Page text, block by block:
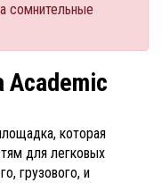
сомнительные
Academic
которая
для легковых
грузового, и